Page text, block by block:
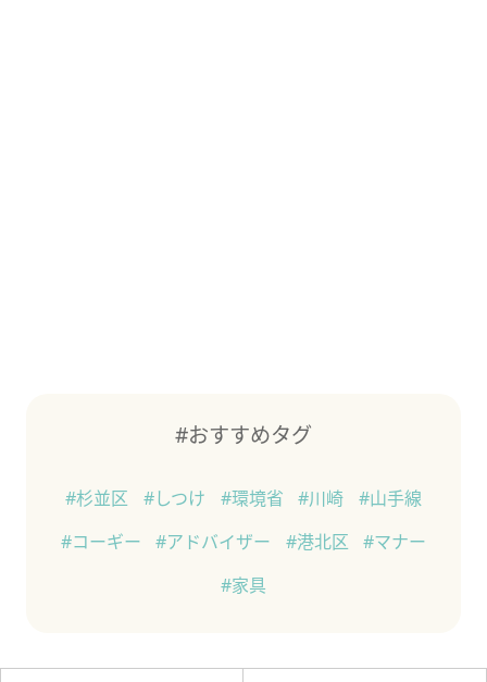
#おすすめタグ
#杉並区 #しつけ #環境省 #川崎
#山手線
#コーギー
#アドバイザー #港北区
#マナー
#家具